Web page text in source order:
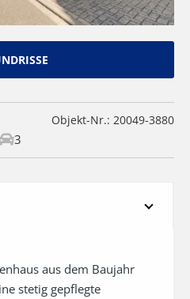
Objekt-Nr.: 20049-3880
3
aus dem Baujahr
stetig gepflegte